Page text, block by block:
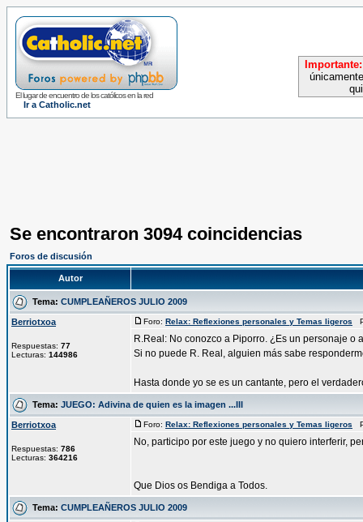
El lugar de encuentro de los católicos en la red
Ir a Catholic.net
Importante:
Se encontraron 3094 coincidencias
Foros de discusión
Autor
Tema: CUMPLEAÑEROS JULIO 2009
Berriotxoa
Respuestas: 77
Lecturas: 144986
Foro: Relax: Reflexiones personales y Temas ligeros
R.Real: No conozco a Piporro. ¿Es un personaje o
Si no puede R. Real, alguien más sabe
Hasta donde yo se es un cantante, pero el
Tema: JUEGO: Adivina de quien es la imagen ...III
Berriotxoa
Respuestas: 786
Lecturas: 364216
Foro: Relax: Reflexiones personales y Temas ligeros
No, participo por este juego y no quiero interferir,
Que Dios os Bendiga a Todos.
Tema: CUMPLEAÑEROS JULIO 2009